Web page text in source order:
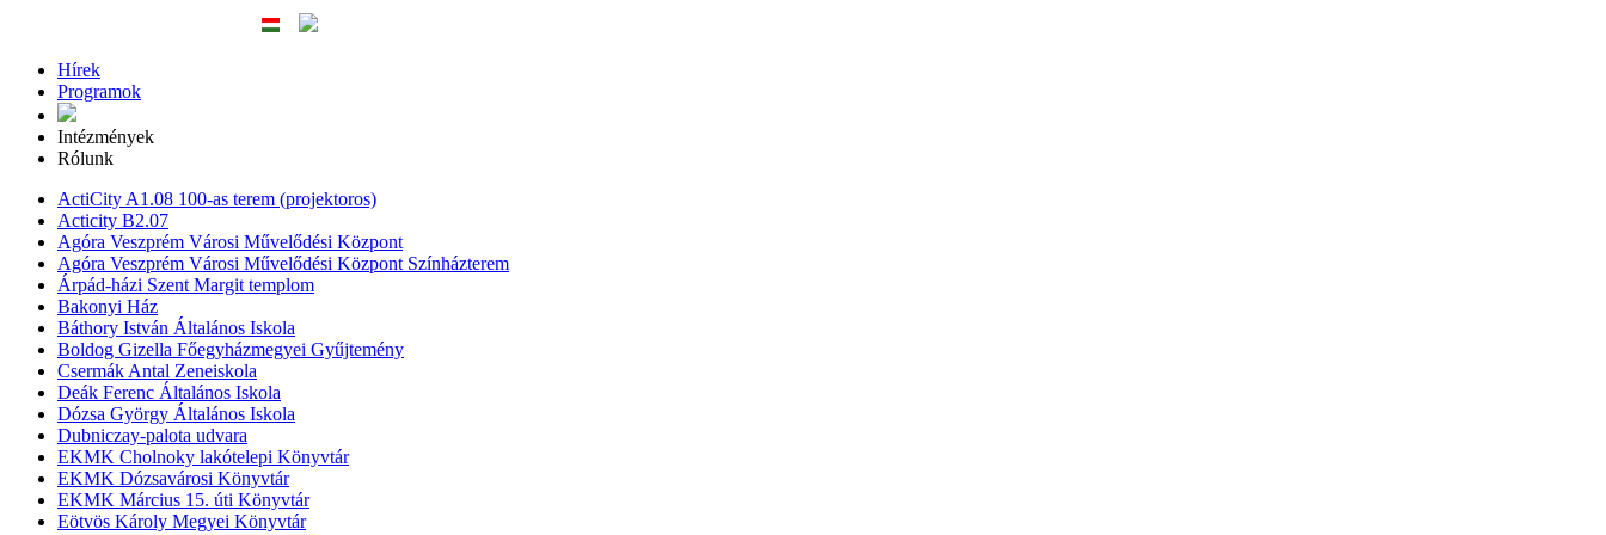
Hírek
Programok
Intézmények
Rólunk
ActiCity A1.08 100-as terem (projektoros)
Acticity B2.07
Agóra Veszprém Városi Művelődési Központ
Agóra Veszprém Városi Művelődési Központ Színházterem
Árpád-házi Szent Margit templom
Bakonyi Ház
Báthory István Általános Iskola
Boldog Gizella Főegyházmegyei Gyűjtemény
Csermák Antal Zeneiskola
Deák Ferenc Általános Iskola
Dózsa György Általános Iskola
Dubniczay-palota udvara
EKMK Cholnoky lakótelepi Könyvtár
EKMK Dózsavárosi Könyvtár
EKMK Március 15. úti Könyvtár
Eötvös Károly Megyei Könyvtár